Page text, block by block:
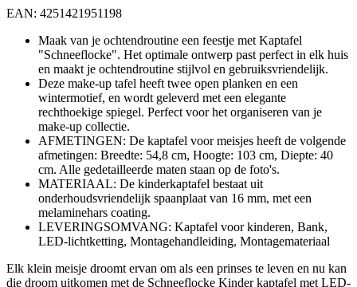
EAN: 4251421951198
Maak van je ochtendroutine een feestje met Kaptafel
"Schneeflocke". Het optimale ontwerp past perfect in elk huis
en maakt je ochtendroutine stijlvol en gebruiksvriendelijk.
Deze make-up tafel heeft twee open planken en een
wintermotief, en wordt geleverd met een elegante
rechthoekige spiegel. Perfect voor het organiseren van je
make-up collectie.
AFMETINGEN: De kaptafel voor meisjes heeft de volgende
afmetingen: Breedte: 54,8 cm, Hoogte: 103 cm, Diepte: 40
cm. Alle gedetailleerde maten staan op de foto's.
MATERIAAL: De kinderkaptafel bestaat uit
onderhoudsvriendelijk spaanplaat van 16 mm, met een
melaminehars coating.
LEVERINGSOMVANG: Kaptafel voor kinderen, Bank,
LED-lichtketting, Montagehandleiding, Montagemateriaal
Elk klein meisje droomt ervan om als een prinses te leven en nu kan
die droom uitkomen met de Schneeflocke Kinder kaptafel met LED-